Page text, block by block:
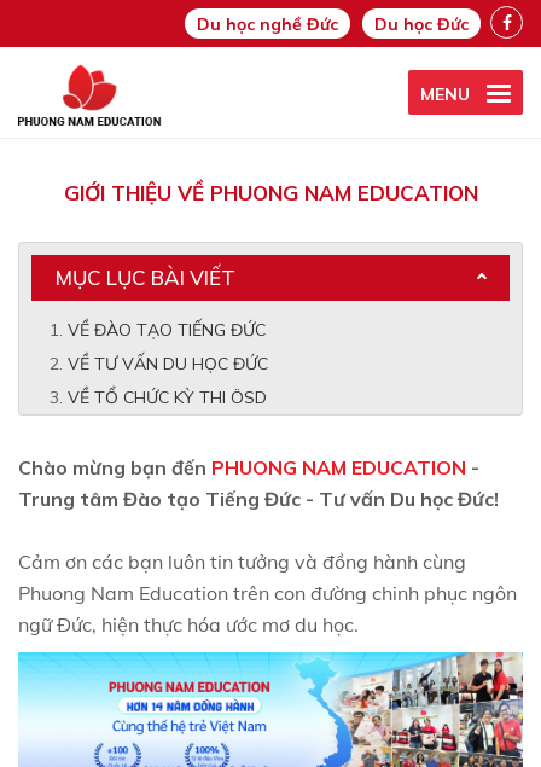
Du học nghề Đức Du học Đức
MENU
GIỚI THIỆU VỀ PHUONG NAM EDUCATION
MỤC LỤC BÀI VIẾT
VỀ ĐÀO TẠO TIẾNG ĐỨC
VỀ TƯ VẤN DU HỌC ĐỨC
VỀ TỔ CHỨC KỲ THI ÖSD
Chào mừng bạn đến PHUONG NAM EDUCATION -
Trung tâm Đào tạo Tiếng Đức - Tư vấn Du học Đức!
Cảm ơn các bạn luôn tin tưởng và đồng hành cùng
Phuong Nam Education trên con đường chinh phục ngôn
ngữ Đức, hiện thực hóa ước mơ du học.